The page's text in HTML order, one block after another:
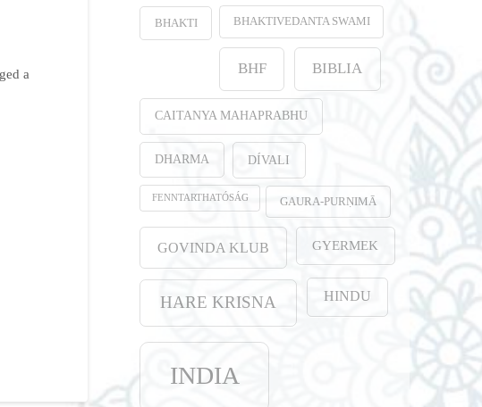
a
BHAKTI BHAKTIVEDANTA SWAMI
BHF BIBLIA
CAITANYA MAHAPRABHU
DHARMA DÍVALI
FENNTARTHATÓSÁG GAURA-PURṆIMĀ
GOVINDA KLUB GYERMEK
HARE KRISNA HINDU
INDIA